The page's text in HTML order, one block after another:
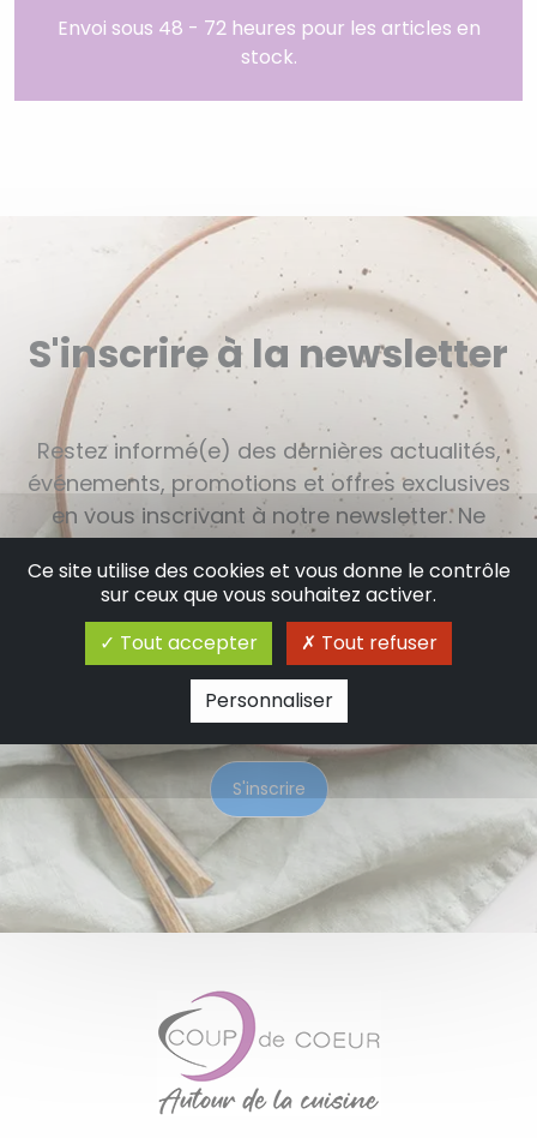
Envoi sous 48 - 72 heures pour les articles en
stock.
S'inscrire à la newsletter
Restez informé(e) des dernières actualités,
événements, promotions et offres exclusives
en vous inscrivant à notre newsletter. Ne
d'informations exclusives en vous abonnant
dès maintenant.
Ce site utilise des cookies et vous donne le contrôle
sur ceux que vous souhaitez activer.
Tout accepter
Tout refuser
Personnaliser